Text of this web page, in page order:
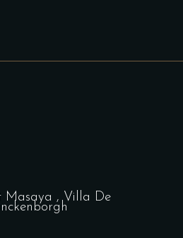
Masaya , Villa De